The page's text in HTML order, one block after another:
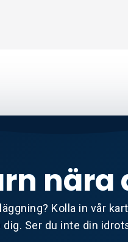
nära
Kolla in vår
Ser du inte din